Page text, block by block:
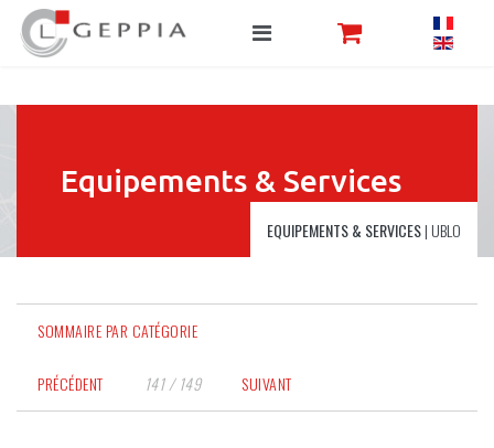
Equipements & Services
EQUIPEMENTS & SERVICES| UBLO
SOMMAIRE PAR CATÉGORIE
PRÉCÉDENT 141 / 149 SUIVANT